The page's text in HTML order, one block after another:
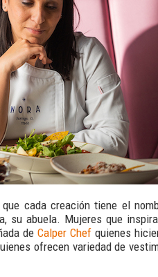
cada creación tiene el
su abuela. Mujeres que
de Calper Chef quienes
ofrecen variedad de